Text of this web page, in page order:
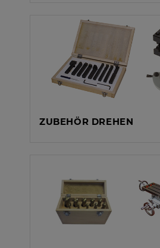
ZUBEHÖR DREHEN